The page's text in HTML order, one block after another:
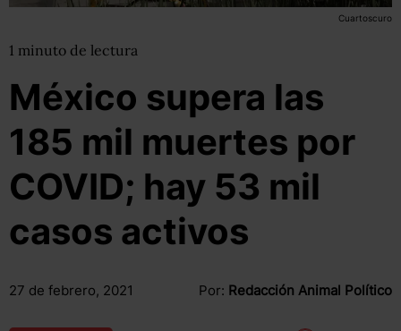
Cuartoscuro
1 minuto de lectura
México supera las
185 mil muertes por
COVID; hay 53 mil
casos activos
27 de febrero, 2021 Por: Redacción Animal Político